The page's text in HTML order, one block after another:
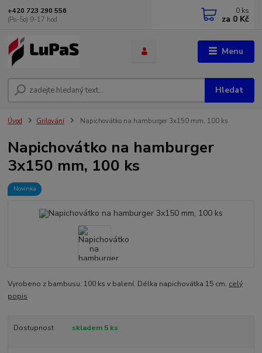
Menu
Hledat
+420 723 290 556
(Po-So) 9-17 hod
0 ks
za 0 Kč
Úvod Grilování Napichovátko na hamburger 3x150 mm, 100 ks
Napichovátko na hamburger
3x150 mm, 100 ks
Novinka
Vyrobeno z bambusu. 100 ks v balení. Délka napichovátka 15 cm. celý
popis
Dostupnost skladem 5 ks